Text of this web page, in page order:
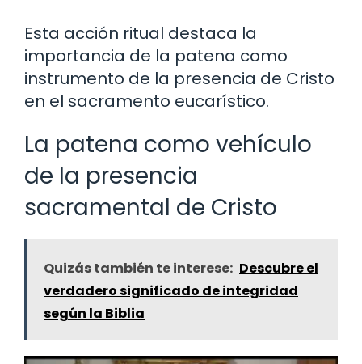
Esta acción ritual destaca la
importancia de la patena como
instrumento de la presencia de Cristo
en el sacramento eucarístico.
La patena como vehículo
de la presencia
sacramental de Cristo
Quizás también te interese: Descubre el
verdadero significado de integridad
según la Biblia